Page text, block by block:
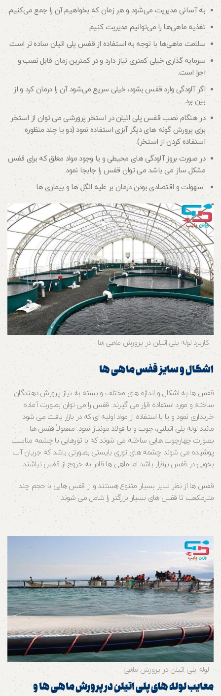
به آسانی مدیریت می‌شود و هر زمان که بخواهیم آن را جمع می‌کنیم.
تغذیه ماهی‌ها را می‌توانیم مدیریت کنیم
سلامت ماهی‌ها با توجه به استفاده از قفس پلی اتیلن ساده تر است.
سرمایه گذاری خیلی کمتری نیاز دارد و در کمترین زمان قابل نصب و
اجرا است.
اگر آلودگی وارد قفس بشود، خیلی سریع می‌شود آن را درمان کرد و از
بین برد.
در هنگام نصب قفس پلی اتیلن در استخر پرورشی می توان از استخر
برای پرورش گونه های دیگر آبزی استفاده نمود (دو یا چند منظوره
استفاده کردن از استخر).
در صورت بروز آلودگی های محیطی و یا وجود مواد معلق که برای قفس
مشکل ساز می باشد می توان قفس را جابجا نمود.
سهولت و اقتصادی بودن درمان بر علیه انگل ها و بیماری ها
کاربرد لوله پلی اتیلن در پرورش ماهی ها
اشکال و سایز قفس ماهی ها
قفس ها به اشکال و اندازه های مختلف و بسته به نیاز پرورش دهندگان
ساخته و مورد استفاده قرار می گیرند. قفس را می توان بصورت آماده
خریداری نمود و یا با استفاده از مواد اولیه ای که در بازار یافت می شود
مانند لوله پلی اتیلنی، چوب و یا فولاد مونتاژ نمود. معمولاً قفس ها
بصورت چهارچوب هایی ساخته می شوند که با تورهایی با چشمه مناسب
پوشیده می شوند چشمه های توری بایستی بصورتی باشد که جریان آب
بخوبی در قفس برقرار باشد اما ماهی ها قادر به خروج از قفس نباشند.
قفس ها از نظر سایز بسیار متنوع هستند و از قفس هایی با حجم چند
مترمکعب تا قفس های بسیار بزرگتر را شامل می شوند.
لوله پلی اتیلن در پرورش ماهی
معایب لوله های پلی اتیلن در پرورش ماهی ها و